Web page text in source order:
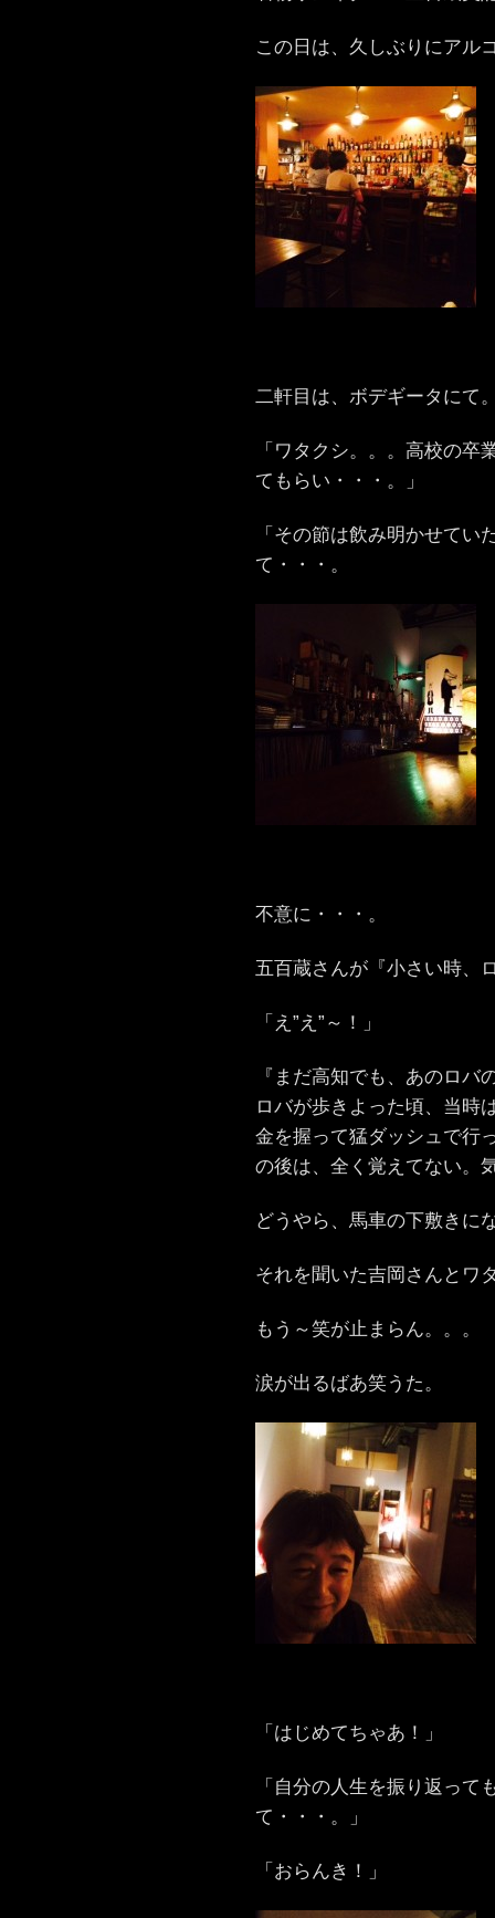
この日は、久しぶりにアル
二軒目は、ボデギータにて
「ワタクシ。。。高校の
てもらい・・・。」
「その節は飲み明かせて
て・・・。
不意に・・・。
五百蔵さんが『小さい時、
「え”え”～！」
『まだ高知でも、あのロ
ロバが歩きよった頃、当時
金を握って猛ダッシュで行
の後は、全く覚えてない。
どうやら、馬車の下敷きに
それを聞いた吉岡さんとワ
もう～笑が止まらん。。。
涙が出るばあ笑うた。
「はじめてちゃあ！」
「自分の人生を振り返っ
て・・・。」
「おらんき！」